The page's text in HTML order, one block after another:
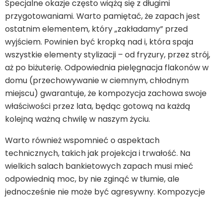
Specjalne okazje często wiążą się z długimi
przygotowaniami. Warto pamiętać, że zapach jest
ostatnim elementem, który „zakładamy” przed
wyjściem. Powinien być kropką nad i, która spaja
wszystkie elementy stylizacji – od fryzury, przez strój,
aż po biżuterię. Odpowiednia pielęgnacja flakonów w
domu (przechowywanie w ciemnym, chłodnym
miejscu) gwarantuje, że kompozycja zachowa swoje
właściwości przez lata, będąc gotową na każdą
kolejną ważną chwilę w naszym życiu.
Warto również wspomnieć o aspektach
technicznych, takich jak projekcja i trwałość. Na
wielkich salach bankietowych zapach musi mieć
odpowiednią moc, by nie zginąć w tłumie, ale
jednocześnie nie może być agresywny. Kompozycje